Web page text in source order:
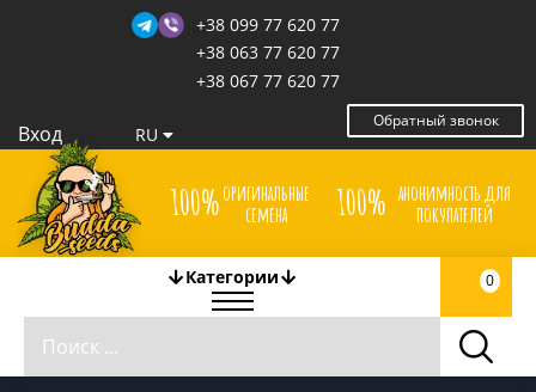
+38 099 77 620 77
+38 063 77 620 77
+38 067 77 620 77
Обратный звонок
Вход RU
100%оригинальные
семена
100% анонимность для
покупателей
Категории 0